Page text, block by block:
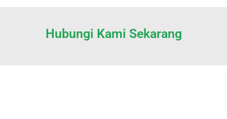
Hubungi Kami Sekarang